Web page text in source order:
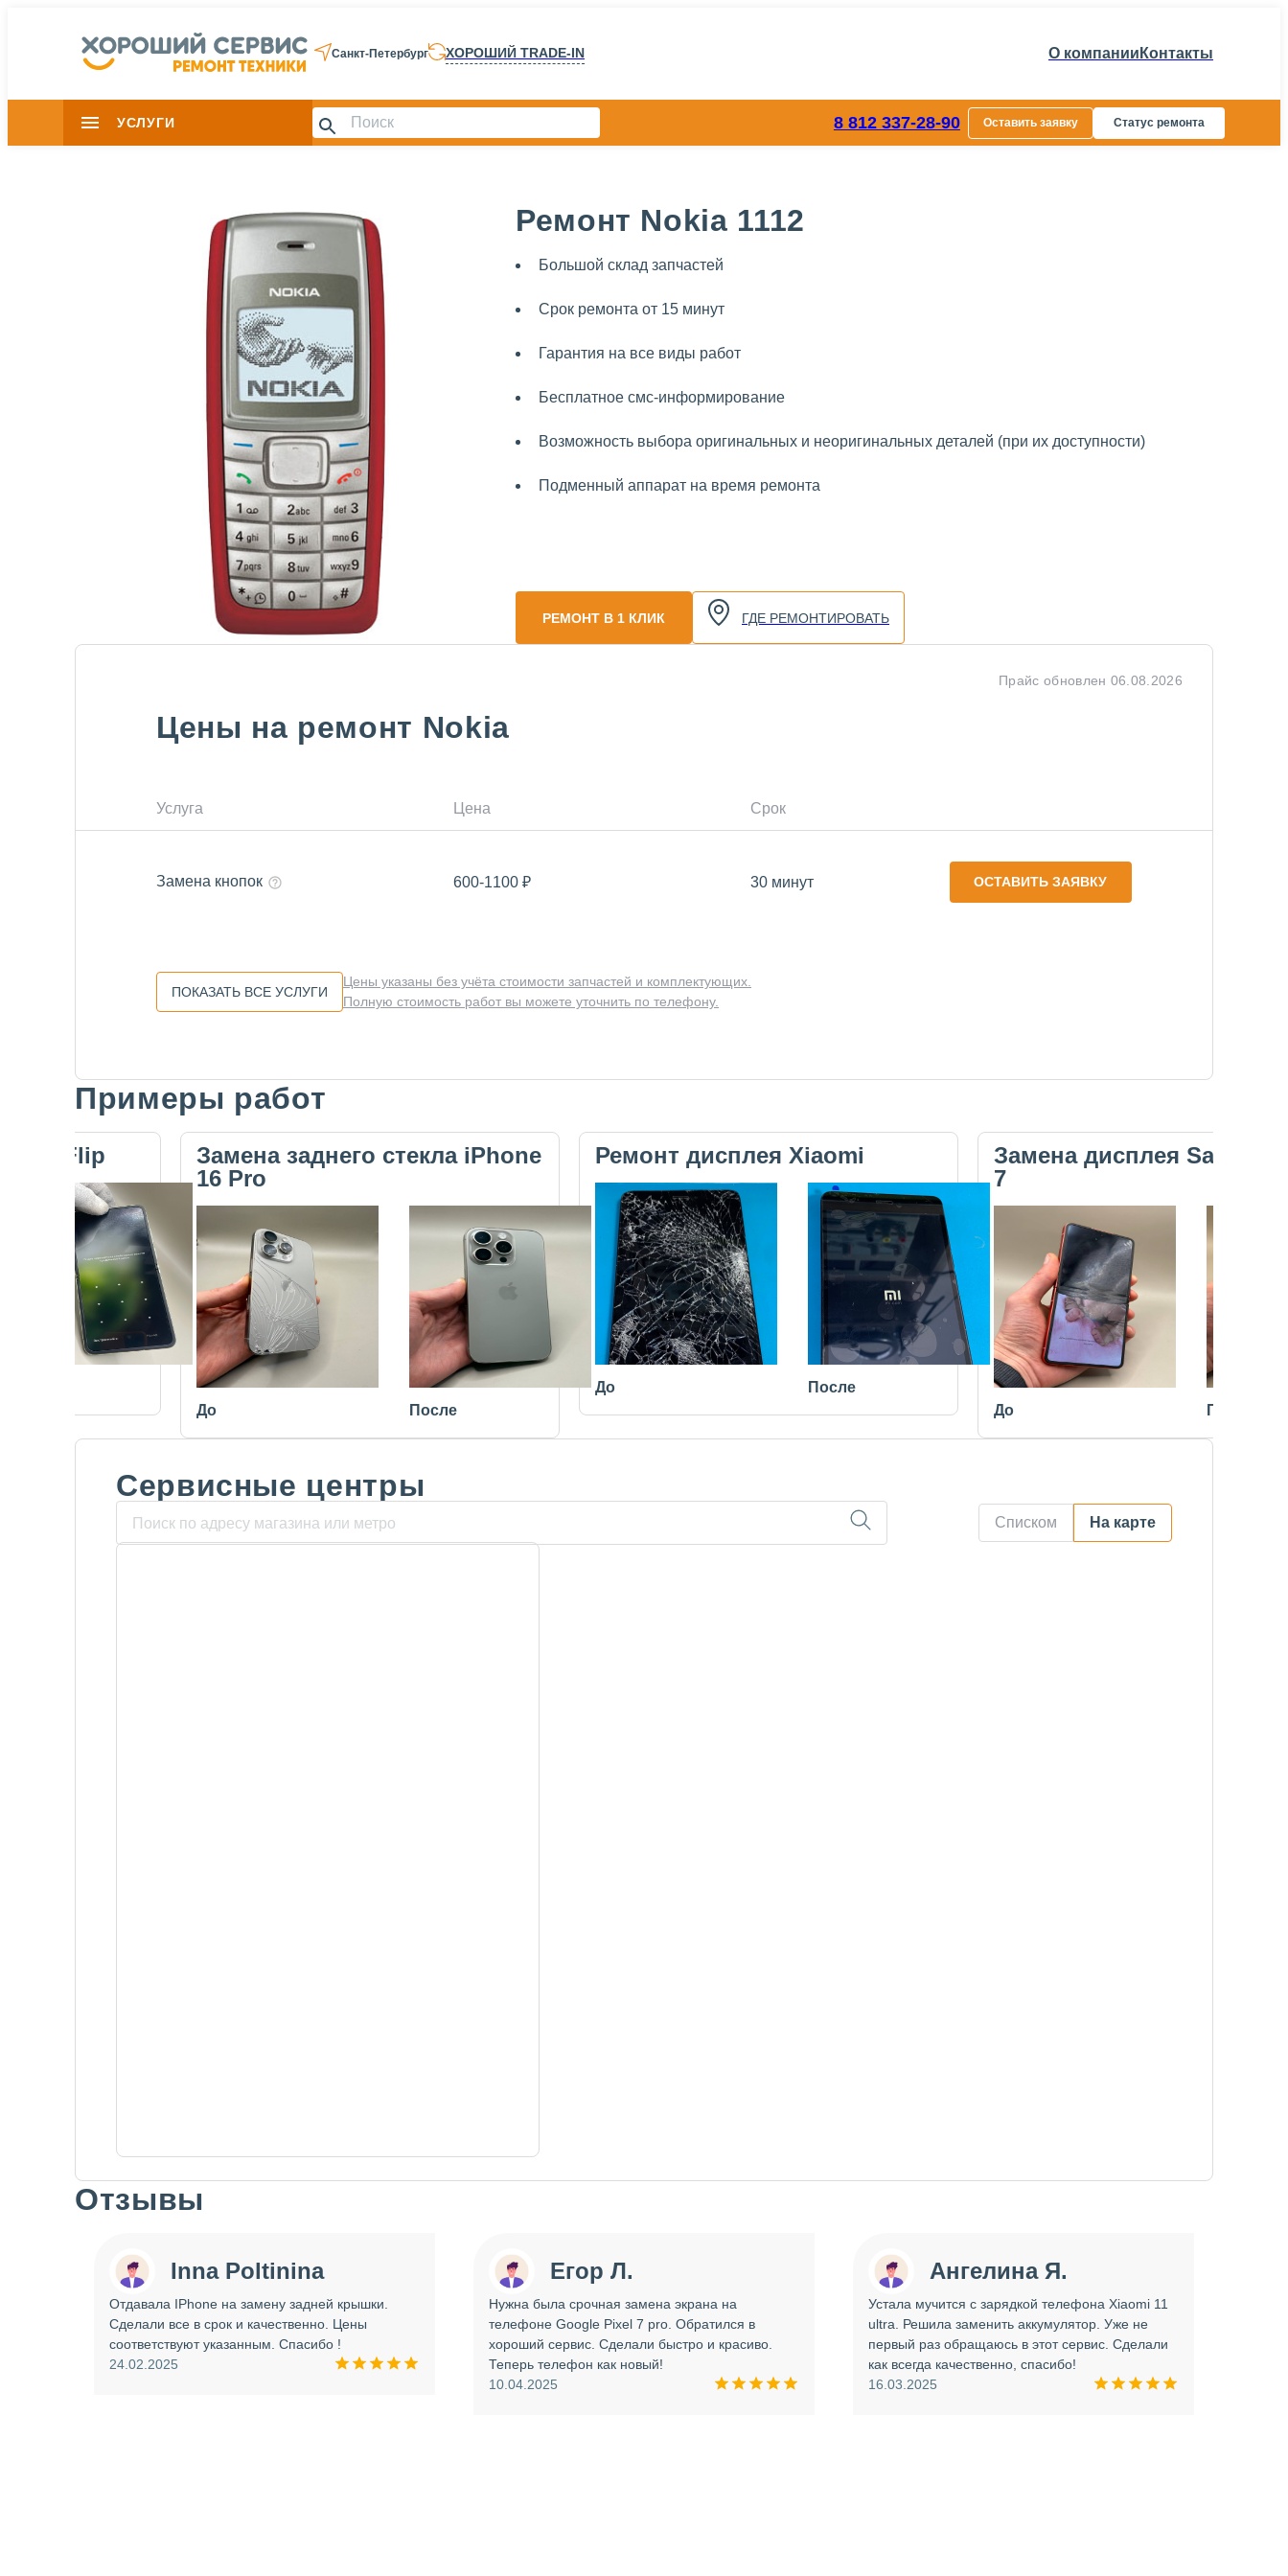
Санкт-Петербург ХОРОШИЙ TRADE-IN О компании Контакты
УСЛУГИ 8 812 337-28-90 Оставить заявку Статус ремонта
Ремонт Nokia 1112
Большой склад запчастей
Срок ремонта от 15 минут
Гарантия на все виды работ
Бесплатное смс-информирование
Возможность выбора оригинальных и неоригинальных деталей (при их доступности)
Подменный аппарат на время ремонта
РЕМОНТ В 1 КЛИК ГДЕ РЕМОНТИРОВАТЬ
Цены на ремонт Nokia
Прайс обновлен 06.08.2026
Услуга Цена Срок
Замена кнопок 600-1100₽ 30 минут ОСТАВИТЬ ЗАЯВКУ
ПОКАЗАТЬ ВСЕ УСЛУГИ
Цены указаны без учёта стоимости запчастей и комплектующих.
Полную стоимость работ вы можете уточнить по телефону.
Примеры работ
Flip
Замена заднего стекла iPhone
16 Pro
До После
Ремонт дисплея Xiaomi
До После
Замена дисплея
7
До После
Сервисные центры
Списком На карте
Отзывы
Inna Poltinina
Отдавала IPhone на замену задней крышки.
Сделали все в срок и качественно. Цены
соответствуют указанным. Спасибо !
24.02.2025
Егор Л.
Нужна была срочная замена экрана на
телефоне Google Pixel 7 pro. Обратился в
хороший сервис. Сделали быстро и красиво.
Теперь телефон как новый!
10.04.2025
Ангелина Я.
Устала мучится с зарядкой телефона Xiaomi 11
ultra. Решила заменить аккумулятор. Уже не
первый раз обращаюсь в этот сервис. Сделали
как всегда качественно, спасибо!
16.03.2025